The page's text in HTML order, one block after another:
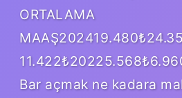
ORTALAMA
Bar açmak ne kadara